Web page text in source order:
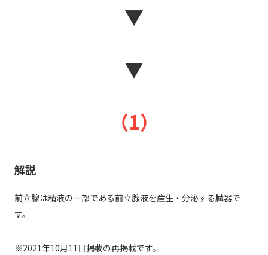
▼
▼
（1）
解説
前立腺は精液の一部である前立腺液を産生・分泌する臓器で
す。
※2021年10月11日掲載の再掲載です。